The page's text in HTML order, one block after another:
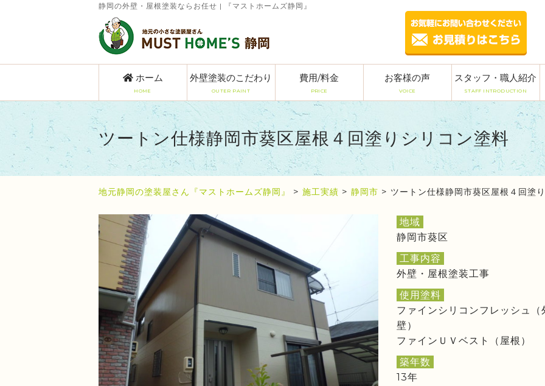
静岡の外壁・屋根塗装ならお任せ | 『マストホームズ静岡』
ホーム
HOME
外壁塗装のこだわり
OUTER PAINT
費用/料金
PRICE
お客様の声
VOICE
スタッフ・職人紹介
STAFF INTRODUCTION
ツートン仕様静岡市葵区屋根４回塗りシリコン塗料
地元静岡の塗装屋さん『マストホームズ静岡』 > 施工実績 > 静岡市 > ツートン仕様静岡市葵区屋根４回塗
地域
静岡市葵区
工事内容
外壁・屋根塗装工事
使用塗料
ファインシリコンフレッシュ（
壁）
ファインＵＶベスト（屋根）
築年数
13年